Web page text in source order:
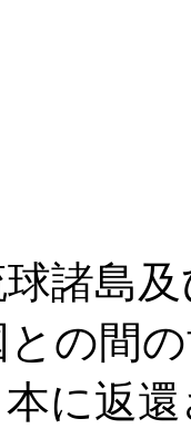
諸島
の間
に返